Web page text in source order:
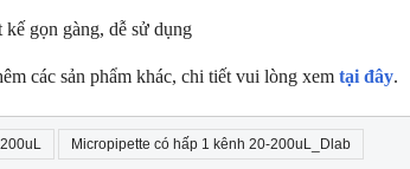
gọn gàng, dễ sử dụng
các sản phẩm khác, chi tiết vui lòng xem tại đây.
Micropipette có hấp 1 kênh 20-200uL_Dlab